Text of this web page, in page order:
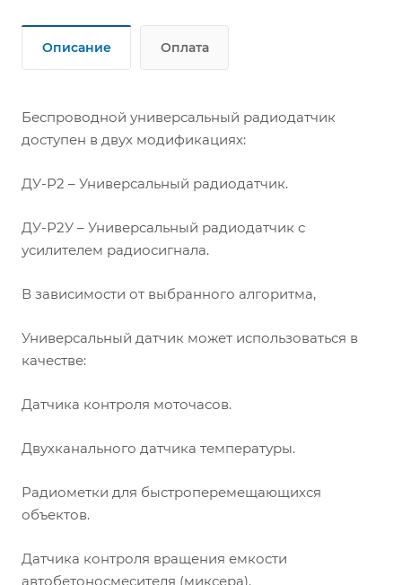
Описание Оплата
Беспроводной универсальный радиодатчик
доступен в двух модификациях:
ДУ-Р2 – Универсальный радиодатчик.
ДУ-Р2У – Универсальный радиодатчик с
усилителем радиосигнала.
В зависимости от выбранного алгоритма,
Универсальный датчик может использоваться в
качестве:
Датчика контроля моточасов.
Двухканального датчика температуры.
Радиометки для быстроперемещающихся
объектов.
Датчика контроля вращения емкости
автобетоносмесителя (миксера).